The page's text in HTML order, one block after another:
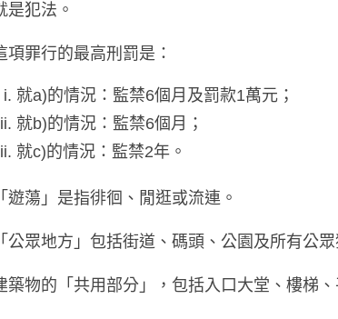
是犯法。
項罪行的最高刑罰是：
就a)的情況：監禁6個月及罰款1萬元；
就b)的情況：監禁6個月；
就c)的情況：監禁2年。
「遊蕩」是指徘徊、閒逛或流連。
「公眾地方」包括街道、碼頭、公園及所有公
築物的「共用部分」，包括入口大堂、樓梯